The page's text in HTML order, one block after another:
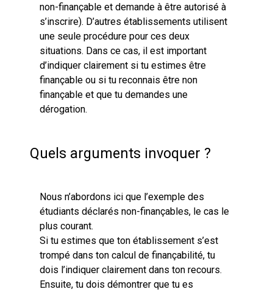
non-finançable et demande à être autorisé à
s’inscrire). D’autres établissements utilisent
une seule procédure pour ces deux
situations. Dans ce cas, il est important
d’indiquer clairement si tu estimes être
finançable ou si tu reconnais être non
finançable et que tu demandes une
dérogation.
Quels arguments invoquer ?
Nous n’abordons ici que l’exemple des
étudiants déclarés non-finançables, le cas le
plus courant.
Si tu estimes que ton établissement s’est
trompé dans ton calcul de finançabilité, tu
dois l’indiquer clairement dans ton recours.
Ensuite, tu dois démontrer que tu es